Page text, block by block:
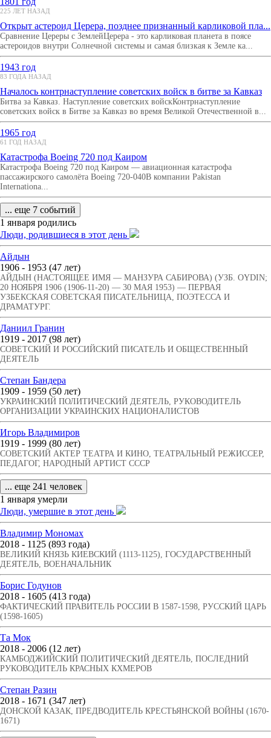
225 ЛЕТ НАЗАД
Открыт астероид Церера, позднее признанный карликовой пла...
Сравнение Цереры с ЗемлейЦерера - это карликовая планета в поясе
астероидов внутри Солнечной системы и самая близкая к Земле ка...
1943 год
83 ГОДА НАЗАД
Началось контрнаступление советских войск в битве за Кавказ
Битва за Кавказ. Наступление советских войскКонтрнаступление
советских войск в Битве за Кавказ во время Великой Отечественной в...
1965 год
61 ГОД НАЗАД
Катастрофа Boeing 720 под Каиром
Катастрофа Boeing 720 под Каиром — авиационная катастрофа
пассажирского самолёта Boeing 720-040B компании Pakistan
Internationa...
... еще 7 событий
1 января родились
Люди, родившиеся в этот день
Айдын
1906 - 1953 (47 лет)
АЙДЫН (НАСТОЯЩЕЕ ИМЯ — МАНЗУРА САБИРОВА) (УЗБ. OYDIN;
20 НОЯБРЯ 1906 (1906-11-20) — 30 МАЯ 1953) — ПЕРВАЯ
УЗБЕКСКАЯ СОВЕТСКАЯ ПИСАТЕЛЬНИЦА, ПОЭТЕССА И
ДРАМАТУРГ.
Даниил Гранин
1919 - 2017 (98 лет)
СОВЕТСКИЙ И РОССИЙСКИЙ ПИСАТЕЛЬ И ОБЩЕСТВЕННЫЙ
ДЕЯТЕЛЬ
Степан Бандера
1909 - 1959 (50 лет)
УКРАИНСКИЙ ПОЛИТИЧЕСКИЙ ДЕЯТЕЛЬ, РУКОВОДИТЕЛЬ
ОРГАНИЗАЦИИ УКРАИНСКИХ НАЦИОНАЛИСТОВ
Игорь Владимиров
1919 - 1999 (80 лет)
СОВЕТСКИЙ АКТЕР ТЕАТРА И КИНО, ТЕАТРАЛЬНЫЙ РЕЖИССЕР,
ПЕДАГОГ, НАРОДНЫЙ АРТИСТ СССР
... еще 241 человек
1 января умерли
Люди, умершие в этот день
Владимир Мономах
2018 - 1125 (893 года)
ВЕЛИКИЙ КНЯЗЬ КИЕВСКИЙ (1113-1125), ГОСУДАРСТВЕННЫЙ
ДЕЯТЕЛЬ, ВОЕНАЧАЛЬНИК
Борис Годунов
2018 - 1605 (413 года)
ФАКТИЧЕСКИЙ ПРАВИТЕЛЬ РОССИИ В 1587-1598, РУССКИЙ ЦАРЬ
(1598-1605)
Та Мок
2018 - 2006 (12 лет)
КАМБОДЖИЙСКИЙ ПОЛИТИЧЕСКИЙ ДЕЯТЕЛЬ, ПОСЛЕДНИЙ
РУКОВОДИТЕЛЬ КРАСНЫХ КХМЕРОВ
Степан Разин
2018 - 1671 (347 лет)
ДОНСКОЙ КАЗАК, ПРЕДВОДИТЕЛЬ КРЕСТЬЯНСКОЙ ВОЙНЫ (1670-
1671)